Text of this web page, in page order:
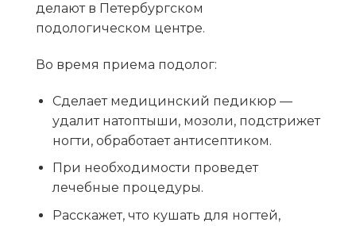
делают в Петербургском
подологическом центре.
Во время приема подолог:
Сделает медицинский педикюр —
удалит натоптыши, мозоли, подстрижет
ногти, обработает антисептиком.
При необходимости проведет
лечебные процедуры.
Расскажет, что кушать для ногтей,